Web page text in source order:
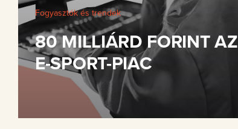
Fogyasztók és trendek
80 MILLIÁRD FORINT AZ
E-SPORT-PIAC